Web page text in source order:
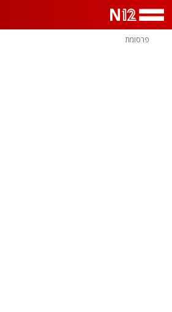
פרסומת